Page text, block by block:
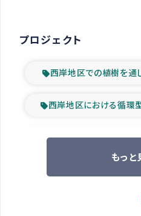
プロジェクト
西岸地区での植樹を通
西岸地区における循環
ツアー
緊急救
もっと